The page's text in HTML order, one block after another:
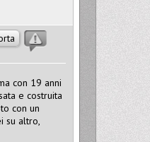
con 19 anni
e costruita
con un
su altro,